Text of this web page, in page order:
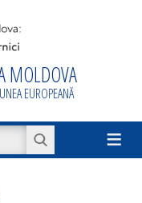
MOLDOVA
EUROPEANĂ
≡